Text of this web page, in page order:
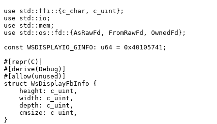
use std::ffi::{c_char, c_uint};
use std::io;
use std::mem;
use std::os::fd::{AsRawFd, FromRawFd, OwnedFd};
const WSDISPLAYIO_GINFO: u64 = 0x40105741;
#[repr(C)]
#[derive(Debug)]
#[allow(unused)]
struct WsDisplayFbInfo {
    height: c_uint,
    width: c_uint,
    depth: c_uint,
    cmsize: c_uint,
}